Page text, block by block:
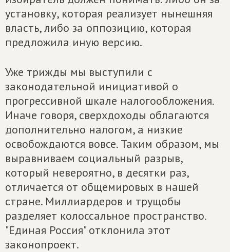
установку, которая реализует нынешняя
власть, либо за оппозицию, которая
предложила иную версию.
Уже трижды мы выступили с
законодательной инициативой о
прогрессивной шкале налогообложения.
Иначе говоря, сверхдоходы облагаются
дополнительно налогом, а низкие
освобождаются вовсе. Таким образом, мы
выравниваем социальный разрыв,
который невероятно, в десятки раз,
отличается от общемировых в нашей
стране. Миллиардеров и трущобы
разделяет колоссальное пространство.
"Единая Россия" отклонила этот
законопроект.